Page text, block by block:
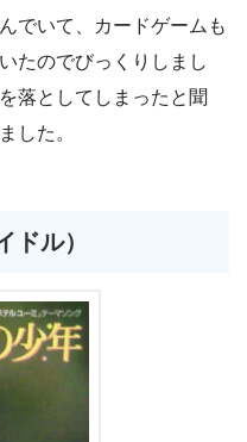
でいて、カードゲームも
たのでびっくりしまし
落としてしまったと聞
した。
ドル）